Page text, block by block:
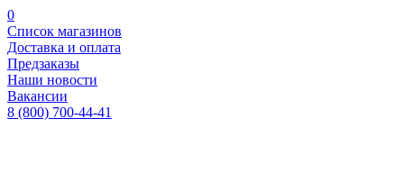
0
Список магазинов
Доставка и оплата
Предзаказы
Наши новости
Вакансии
8 (800) 700-44-41